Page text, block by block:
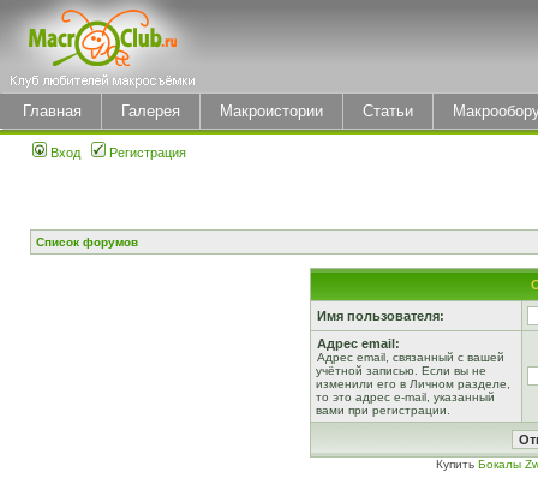
Главная Галерея Макроистории Статьи
Вход Регистрация
Список форумов
Имя пользователя:
Адрес email:
Адрес email, связанный с вашей
учётной записью. Если вы не
изменили его в Личном разделе,
то это адрес e-mail, указанный
вами при регистрации.
Купить Бокалы